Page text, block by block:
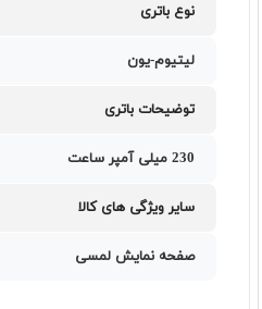
نوع باتری
لیتیوم-یون
توضیحات باتری
230 میلی آمپر ساعت
سایر ویژگی های کالا
صفحه نمایش لمسی